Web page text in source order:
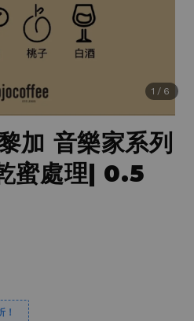
1 /6
加 音樂家系列
蜜處理| 0.5